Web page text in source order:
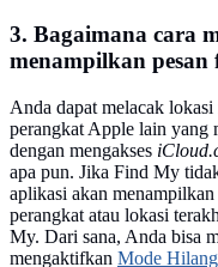
3. Bagaimana cara
menampilkan pesan
Anda dapat melacak
perangkat Apple lain yang
dengan mengakses
apa pun. Jika Find My
aplikasi akan
perangkat atau lokasi
My. Dari sana, Anda bisa
mengaktifkan Mode